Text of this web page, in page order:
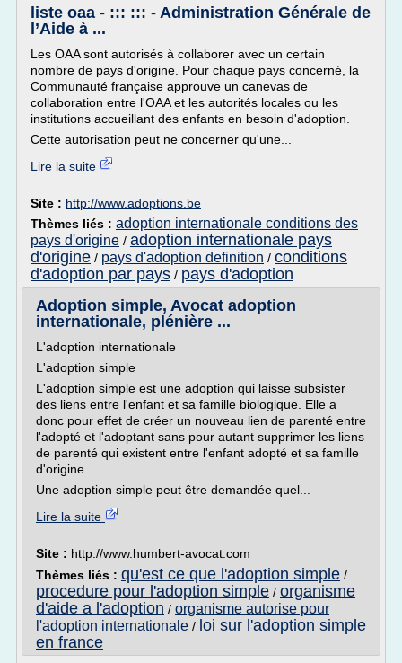
liste oaa - ::: ::: - Administration Générale de
l’Aide à ...
Les OAA sont autorisés à collaborer avec un certain
nombre de pays d'origine. Pour chaque pays concerné, la
Communauté française approuve un canevas de
collaboration entre l'OAA et les autorités locales ou les
institutions accueillant des enfants en besoin d'adoption.
Cette autorisation peut ne concerner qu'une...
Lire la suite
Site : http://www.adoptions.be
Thèmes liés : adoption internationale conditions des
pays d'origine / adoption internationale pays
d'origine / pays d'adoption definition / conditions
d'adoption par pays / pays d'adoption
Adoption simple, Avocat adoption
internationale, plénière ...
L'adoption internationale
L'adoption simple
L'adoption simple est une adoption qui laisse subsister
des liens entre l'enfant et sa famille biologique. Elle a
donc pour effet de créer un nouveau lien de parenté entre
l'adopté et l'adoptant sans pour autant supprimer les liens
de parenté qui existent entre l'enfant adopté et sa famille
d'origine.
Une adoption simple peut être demandée quel...
Lire la suite
Site : http://www.humbert-avocat.com
Thèmes liés : qu'est ce que l'adoption simple /
procedure pour l'adoption simple / organisme
d'aide a l'adoption / organisme autorise pour
l'adoption internationale / loi sur l'adoption simple
en france